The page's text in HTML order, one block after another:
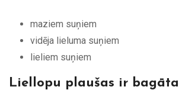
maziem suņiem
vidēja lieluma suņiem
lieliem suņiem
Liellopu plaušas ir